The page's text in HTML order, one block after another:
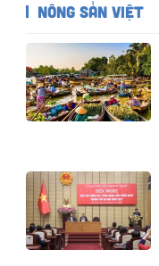
NÔNG SẢN VIỆT